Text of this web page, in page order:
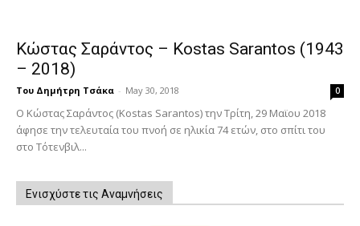
Κώστας Σαράντος – Kostas Sarantos (1943
– 2018)
Του Δημήτρη Τσάκα - May 30, 2018 0
Ο Κώστας Σαράντος (Kostas Sarantos) την Τρίτη, 29 Μαϊου 2018
άφησε την τελευταία του πνοή σε ηλικία 74 ετών, στο σπίτι του
στο Τότενβιλ...
Ενισχύστε τις Αναμνήσεις